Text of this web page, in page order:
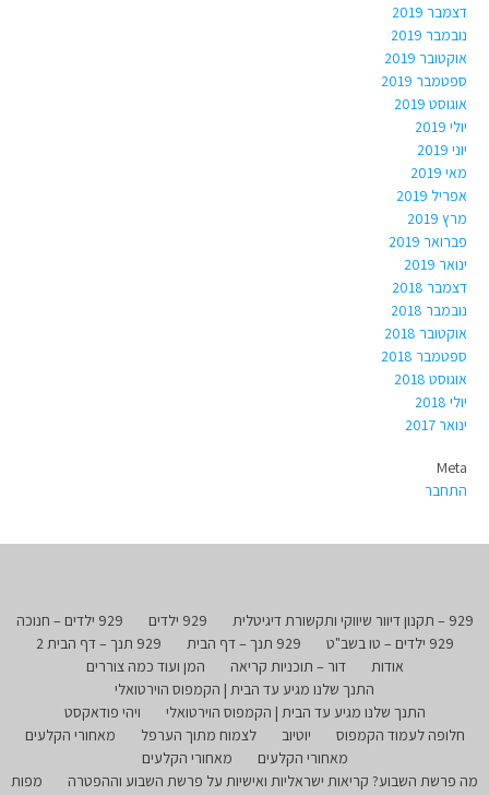
דצמבר 2019
נובמבר 2019
אוקטובר 2019
ספטמבר 2019
אוגוסט 2019
יולי 2019
יוני 2019
מאי 2019
אפריל 2019
מרץ 2019
פברואר 2019
ינואר 2019
דצמבר 2018
נובמבר 2018
אוקטובר 2018
ספטמבר 2018
אוגוסט 2018
יולי 2018
ינואר 2017
Meta
התחבר
929 – תקנון דיוור שיווקי ותקשורת דיגיטלית 929 ילדים
929 ילדים – חנוכה
929 ילדים – טו בשב"ט
929 תנך – דף הבית
929 תנך – דף הבית 2
אודות
דור – תוכניות קריאה
המן ועוד כמה צוררים
התנך שלנו מגיע עד הבית | הקמפוס הוירטואלי
התנך שלנו מגיע עד הבית | הקמפוס הוירטואלי
ויהי פודאקסט
חלופה לעמוד הקמפוס
יוטיוב לצמוח מתוך הערפל
מאחורי הקלעים
מאחורי הקלעים
מאחורי הקלעים
מה פרשת השבוע? קריאות ישראליות ואישיות על פרשת השבוע וההפטרה
מפות